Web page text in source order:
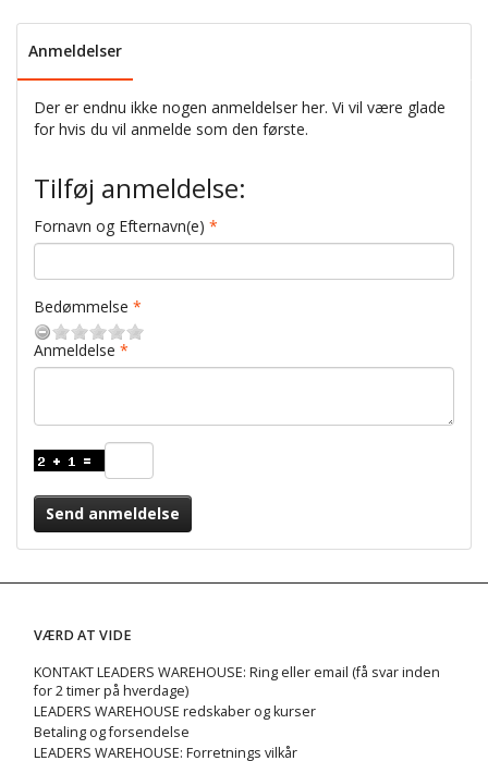
Anmeldelser
Der er endnu ikke nogen anmeldelser her. Vi vil være glade
for hvis du vil anmelde som den første.
Tilføj anmeldelse:
Fornavn og Efternavn(e)
Bedømmelse
Anmeldelse
Send anmeldelse
VÆRD AT VIDE
KONTAKT LEADERS WAREHOUSE: Ring eller email (få svar inden
for 2 timer på hverdage)
LEADERS WAREHOUSE redskaber og kurser
Betaling og forsendelse
LEADERS WAREHOUSE: Forretnings vilkår